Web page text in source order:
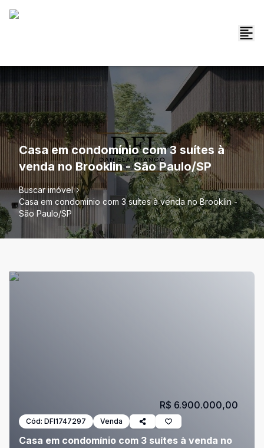
Casa em condomínio com 3 suítes à
venda no Brooklin - São Paulo/SP
Buscar imóvel
Casa em condomínio com 3 suítes à venda no Brooklin -
São Paulo/SP
Cód: DFI1747297 Venda
Casa em condomínio com 3 suítes à venda no
R$ 6.900.000,00